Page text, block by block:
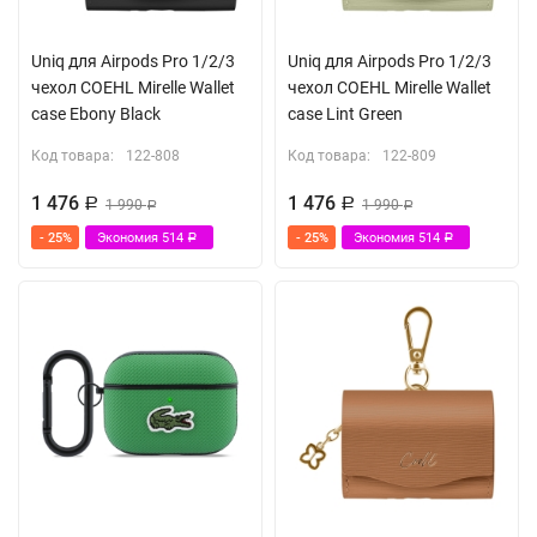
Uniq для Airpods Pro 1/2/3
чехол COEHL Mirelle Wallet
case Ebony Black
Код товара: 122-808
1 476 Р 1 990Р
- 25% Экономия 514 Р
Uniq для Airpods Pro 1/2/3
чехол COEHL Mirelle Wallet
case Lint Green
Код товара: 122-809
1 476 Р 1 990Р
- 25% Экономия 514 Р